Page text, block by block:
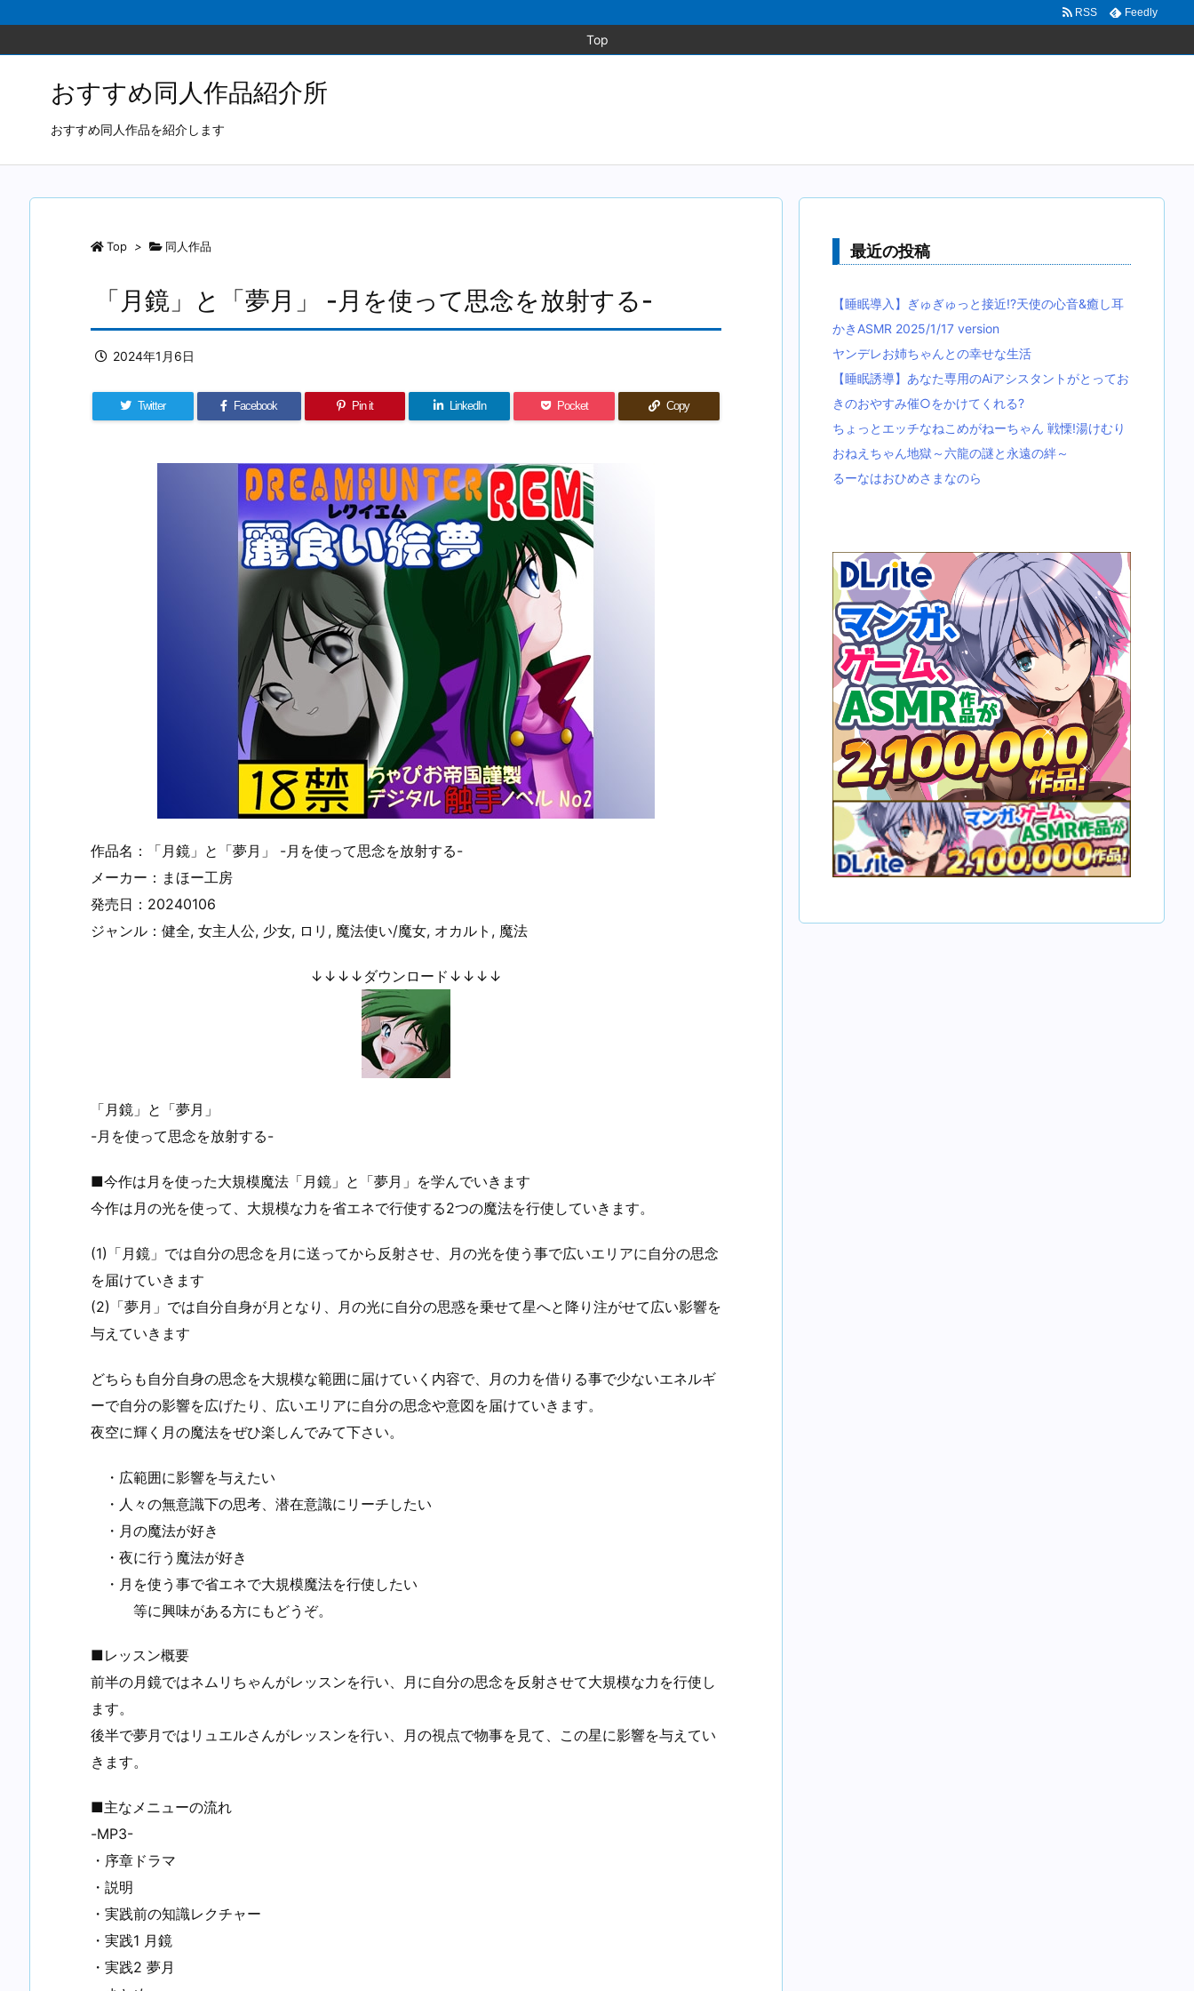
Top
RSS Feedly
おすすめ同人作品紹介所
おすすめ同人作品を紹介します
Top > 同人作品
「月鏡」と「夢月」 -月を使って思念を放射する-
2024年1月6日
Twitter Facebook Pin it LinkedIn Pocket Copy
作品名：「月鏡」と「夢月」 -月を使って思念を放射する-
メーカー：まほー工房
発売日：20240106
ジャンル：健全, 女主人公, 少女, ロリ, 魔法使い/魔女, オカルト, 魔法
↓↓↓↓ダウンロード↓↓↓↓
「月鏡」と「夢月」
-月を使って思念を放射する-
■今作は月を使った大規模魔法「月鏡」と「夢月」を学んでいきます
今作は月の光を使って、大規模な力を省エネで行使する2つの魔法を行使していきます。
(1)「月鏡」では自分の思念を月に送ってから反射させ、月の光を使う事で広いエリアに自分の思念
を届けていきます
(2)「夢月」では自分自身が月となり、月の光に自分の思惑を乗せて星へと降り注がせて広い影響を
与えていきます
どちらも自分自身の思念を大規模な範囲に届けていく内容で、月の力を借りる事で少ないエネルギ
ーで自分の影響を広げたり、広いエリアに自分の思念や意図を届けていきます。
夜空に輝く月の魔法をぜひ楽しんでみて下さい。
・広範囲に影響を与えたい
・人々の無意識下の思考、潜在意識にリーチしたい
・月の魔法が好き
・夜に行う魔法が好き
・月を使う事で省エネで大規模魔法を行使したい
等に興味がある方にもどうぞ。
■レッスン概要
前半の月鏡ではネムリちゃんがレッスンを行い、月に自分の思念を反射させて大規模な力を行使し
ます。
後半で夢月ではリュエルさんがレッスンを行い、月の視点で物事を見て、この星に影響を与えてい
きます。
■主なメニューの流れ
-MP3-
・序章ドラマ
・説明
・実践前の知識レクチャー
・実践1 月鏡
・実践2 夢月
最近の投稿
【睡眠導入】ぎゅぎゅっと接近!?天使の心音&癒し耳
かきASMR 2025/1/17 version
ヤンデレお姉ちゃんとの幸せな生活
【睡眠誘導】あなた専用のAiアシスタントがとってお
きのおやすみ催○をかけてくれる?
ちょっとエッチなねこめがねーちゃん 戦慄!湯けむり
おねえちゃん地獄～六龍の謎と永遠の絆～
るーなはおひめさまなのら